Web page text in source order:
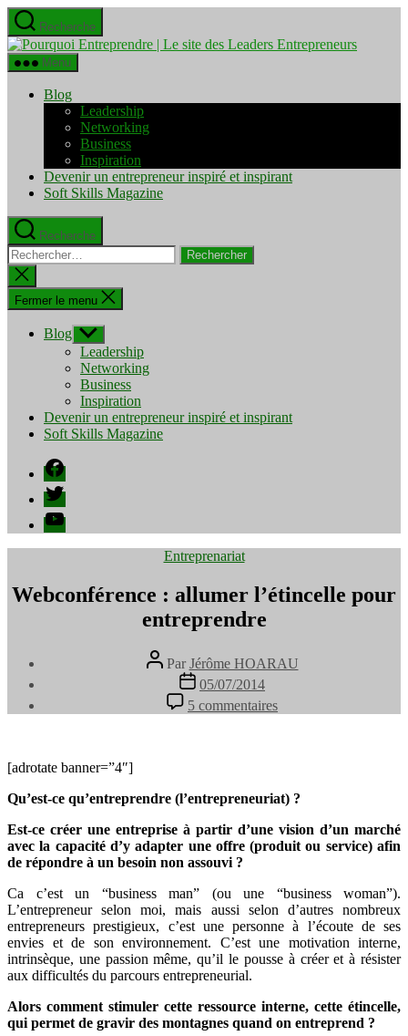
Aller
au
contenu
Recherche
Pourquoi
Menu
Blog
Leadership
Networking
Business
Inspiration
Devenir un entrepreneur inspiré et inspirant
Soft Skills Magazine
Recherche
Rechercher :
Fermer
la
recherche
Fermer le menu
Blog Afficher
le
sous-
menu
Leadership
Networking
Business
Inspiration
Devenir un entrepreneur inspiré et inspirant
Soft Skills Magazine
Facebook
Twitter
YouTube
Catégories
Entreprenariat
Webconférence : allumer l’étincelle pour
entreprendre
Auteur
de
l’article
Par Jérôme HOARAU
Date
de
l’article
05/07/2014
5 commentaires
Webconférence
entreprendre
[adrotate banner=”4″]
Qu’est-ce qu’entreprendre (l’entrepreneuriat) ?
Est-ce créer une entreprise à partir d’une vision d’un marché
avec la capacité d’y adapter une offre (produit ou service) afin
de répondre à un besoin non assouvi ?
Ca c’est un “business man” (ou une “business woman”).
L’entrepreneur selon moi, mais aussi selon d’autres nombreux
entrepreneurs prestigieux, c’est une personne à l’écoute de ses
envies et de son environnement. C’est une motivation interne,
intrinsèque, une passion même, qu’il le pousse à créer et à résister
aux difficultés du parcours entrepreneurial.
Alors comment stimuler cette ressource interne, cette étincelle,
qui permet de gravir des montagnes quand on entreprend ?